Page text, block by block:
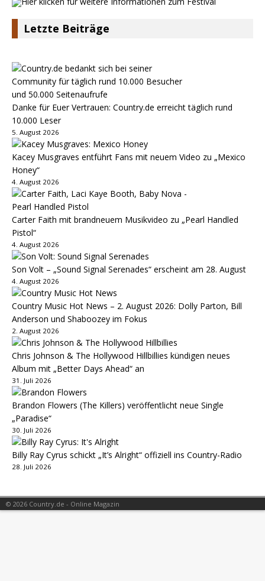
Letzte Beiträge
Danke für Euer Vertrauen: Country.de erreicht täglich rund
10.000 Leser
5. August 2026
Kacey Musgraves entführt Fans mit neuem Video zu „Mexico
Honey“
4. August 2026
Carter Faith mit brandneuem Musikvideo zu „Pearl Handled
Pistol“
4. August 2026
Son Volt – „Sound Signal Serenades“ erscheint am 28. August
4. August 2026
Country Music Hot News – 2. August 2026: Dolly Parton, Bill
Anderson und Shaboozey im Fokus
2. August 2026
Chris Johnson & The Hollywood Hillbillies kündigen neues
Album mit „Better Days Ahead“ an
31. Juli 2026
Brandon Flowers (The Killers) veröffentlicht neue Single
„Paradise“
30. Juli 2026
Billy Ray Cyrus schickt „It’s Alright“ offiziell ins Country-Radio
28. Juli 2026
© 2026 Country.de - Online Magazin